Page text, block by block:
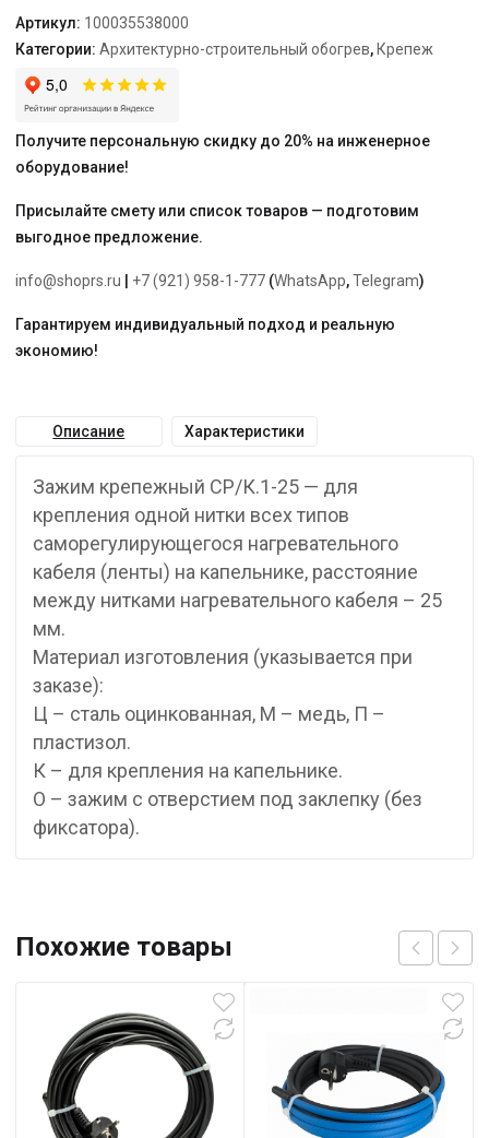
Артикул: 100035538000
Категории: Архитектурно-строительный обогрев, Крепеж
Получите персональную скидку до 20% на инженерное
оборудование!
Присылайте смету или список товаров — подготовим
выгодное предложение.
info@shoprs.ru +7 (921) 958-1-777 (WhatsApp,Telegram)
Гарантируем индивидуальный подход и реальную
экономию!
Описание Характеристики
Зажим крепежный СР/К.1-25 — для
крепления одной нитки всех типов
саморегулирующегося нагревательного
кабеля (ленты) на капельнике, расстояние
между нитками нагревательного кабеля – 25
мм.
Материал изготовления (указывается при
заказе):
Ц – сталь оцинкованная, М – медь, П –
пластизол.
К – для крепления на капельнике.
О – зажим с отверстием под заклепку (без
фиксатора).
Похожие товары